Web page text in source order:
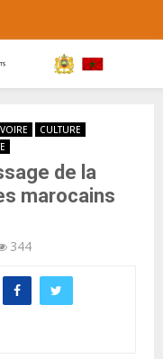
CULTURE
de la
marocains
344